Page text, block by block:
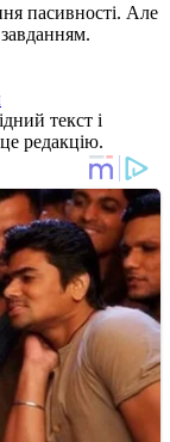
пасивності. Але
текст і
редакцію.